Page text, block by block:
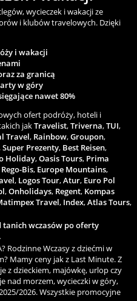
wycieczek i wakacji ze
i klubów travelowych. Dzięki
i wakacji
za granicą
w góry
nawet 80%
ofert podróży, hoteli i
jakTravelist,Triverna,TUI,
Travel, Rainbow,Groupon,
Super Prezenty, Best Reisen,
Holiday,Oasis Tours, Prima
Rego-Bis, Europe Mountains,
, Logos Tour,Atur, Euro Pol
,Onholidays, Regent, Kompas
Travel, Index,Atlas Tours,
tanich wczasów po oferty
Rodzinne Wczasy z dziećmi w
Mamy ceny jak z Last Minute. Z
z dzieckiem, majówkę, urlop czy
nad morzem, wycieczki w góry,
2026. Wszystkie promocyjne